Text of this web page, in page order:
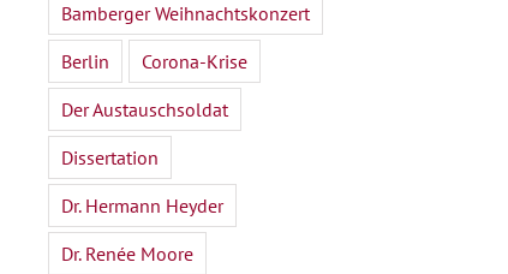
Bamberger Weihnachtskonzert
Berlin
Corona-Krise
Der Austauschsoldat
Dissertation
Dr. Hermann Heyder
Dr. Renée Moore